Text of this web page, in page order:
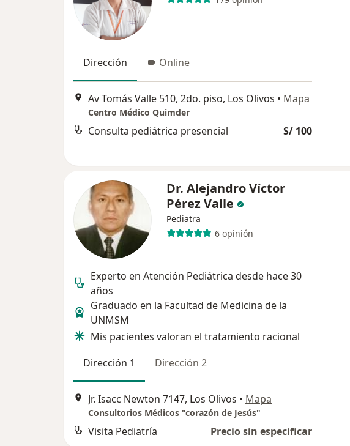
Dirección Online
Av Tomás Valle 510, 2do. piso, Los Olivos • Mapa
Centro Médico Quimder
Consulta pediátrica presencial S/ 100
Dr. Alejandro Víctor
Pérez Valle
Pediatra
6 opinión
Experto en Atención Pediátrica desde hace 30
años
Graduado en la Facultad de Medicina de la
UNMSM
Mis pacientes valoran el tratamiento racional
Dirección 1
Dirección 2
Jr. Isacc Newton 7147, Los Olivos • Mapa
Consultorios Médicos "corazón de Jesús"
Visita Pediatría Precio sin especificar